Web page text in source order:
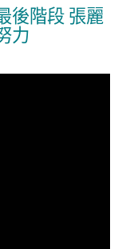
後階段 張麗
力